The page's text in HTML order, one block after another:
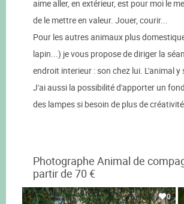
aime aller, en extérieur, est pour moi le
de le mettre en valeur. Jouer, courir...
Pour les autres animaux plus
lapin...) je vous propose de diriger la
endroit interieur : son chez lui. L'animal y
J'ai aussi la possibilité d'apporter un
des lampes si besoin de plus de
Photographe Animal de
partir de 70 €
0